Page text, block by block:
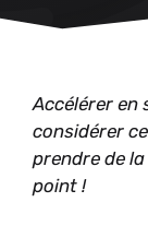
Accélérer en
considérer
prendre de
point !